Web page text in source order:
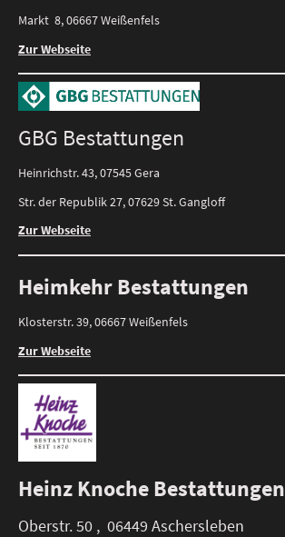
Markt 8, 06667 Weißenfels
Zur Webseite
GBG Bestattungen
Heinrichstr. 43, 07545 Gera
Str. der Republik 27, 07629 St. Gangloff
Zur Webseite
Heimkehr Bestattungen
Klosterstr. 39, 06667 Weißenfels
Zur Webseite
Heinz Knoche Bestattungen
Oberstr. 50 , 06449 Aschersleben